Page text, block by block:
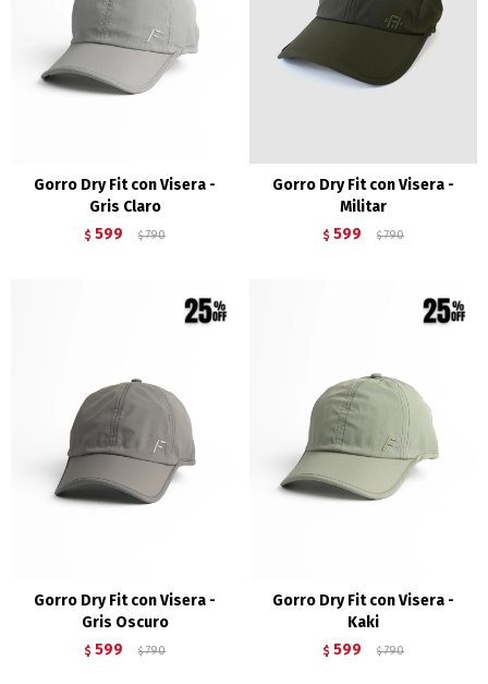
Gorro Dry Fit con Visera -
Gris Claro
$ 599 $ 790
Gorro Dry Fit con Visera -
Militar
$ 599 $ 790
Gorro Dry Fit con Visera -
Gris Oscuro
$ 599 $ 790
Gorro Dry Fit con Visera -
Kaki
$ 599 $ 790